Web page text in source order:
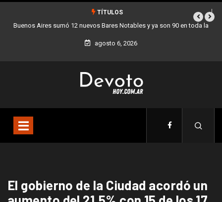
TÍTULOS
Buenos Aires sumó 12 nuevos Bares Notables y ya son 90 en toda la
Ciudad
agosto 6, 2026
El gobierno de la Ciudad acordó un